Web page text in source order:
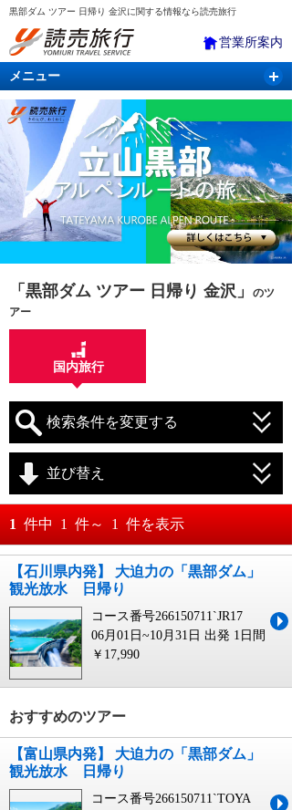
黒部ダム ツアー 日帰り 金沢に関する情報なら読売旅行
営業所案内
メニュー
国内旅行 バスツアー 海外旅行 クルーズ
航空・ＪＲ＋宿泊 航空券＆ホテル
「黒部ダム ツアー 日帰り 金沢」
のツ
アー
国内旅行
検索条件を変更する
月 日～
月 日
並び替え
おすすめ順
料金が安い順
料金が高い順
1 件中 1 件～ 1 件を表示
【石川県内発】 大迫力の「黒部ダム」
観光放水 日帰り
コース番号266150711`JR17
06月01日~10月31日 出発 1日間
￥17,990
おすすめのツアー
【富山県内発】 大迫力の「黒部ダム」
観光放水 日帰り
コース番号266150711`TOYA